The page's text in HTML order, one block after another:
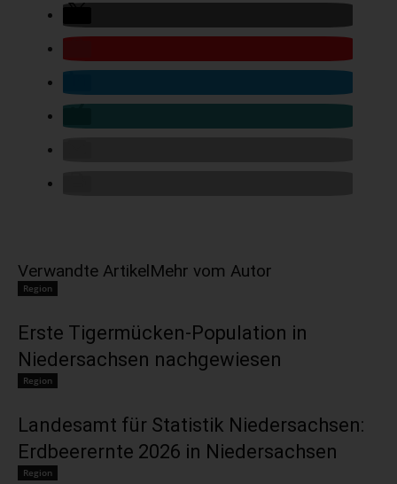
Verwandte ArtikelMehr vom Autor
Region
Erste Tigermücken-Population in
Niedersachsen nachgewiesen
Region
Landesamt für Statistik Niedersachsen:
Erdbeerernte 2026 in Niedersachsen
Region